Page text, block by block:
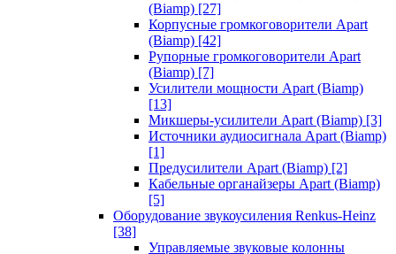
(Biamp) [27]
Корпусные громкоговорители Apart
(Biamp) [42]
Рупорные громкоговорители Apart
(Biamp) [7]
Усилители мощности Apart (Biamp)
[13]
Микшеры-усилители Apart (Biamp) [3]
Источники аудиосигнала Apart (Biamp)
[1]
Предусилители Apart (Biamp) [2]
Кабельные органайзеры Apart (Biamp)
[5]
Оборудование звукоусиления Renkus-Heinz
[38]
Управляемые звуковые колонны